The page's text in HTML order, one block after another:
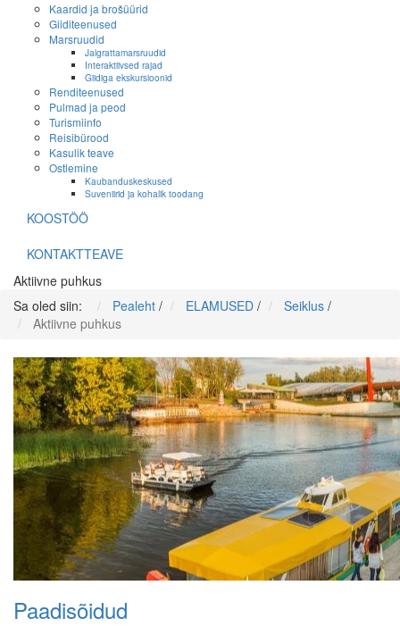
Kaardid ja brošüürid
Giiditeenused
Marsruudid
Jalgrattamarsruudid
Interaktiivsed rajad
Giidiga ekskursioonid
Renditeenused
Pulmad ja peod
Turismiinfo
Reisibürood
Kasulik teave
Ostlemine
Kaubanduskeskused
Suveniirid ja kohalik toodang
KOOSTÖÖ
KONTAKTTEAVE
Aktiivne puhkus
Sa oled siin:
Pealeht / ELAMUSED / Seiklus /
Aktiivne puhkus
Paadisõidud